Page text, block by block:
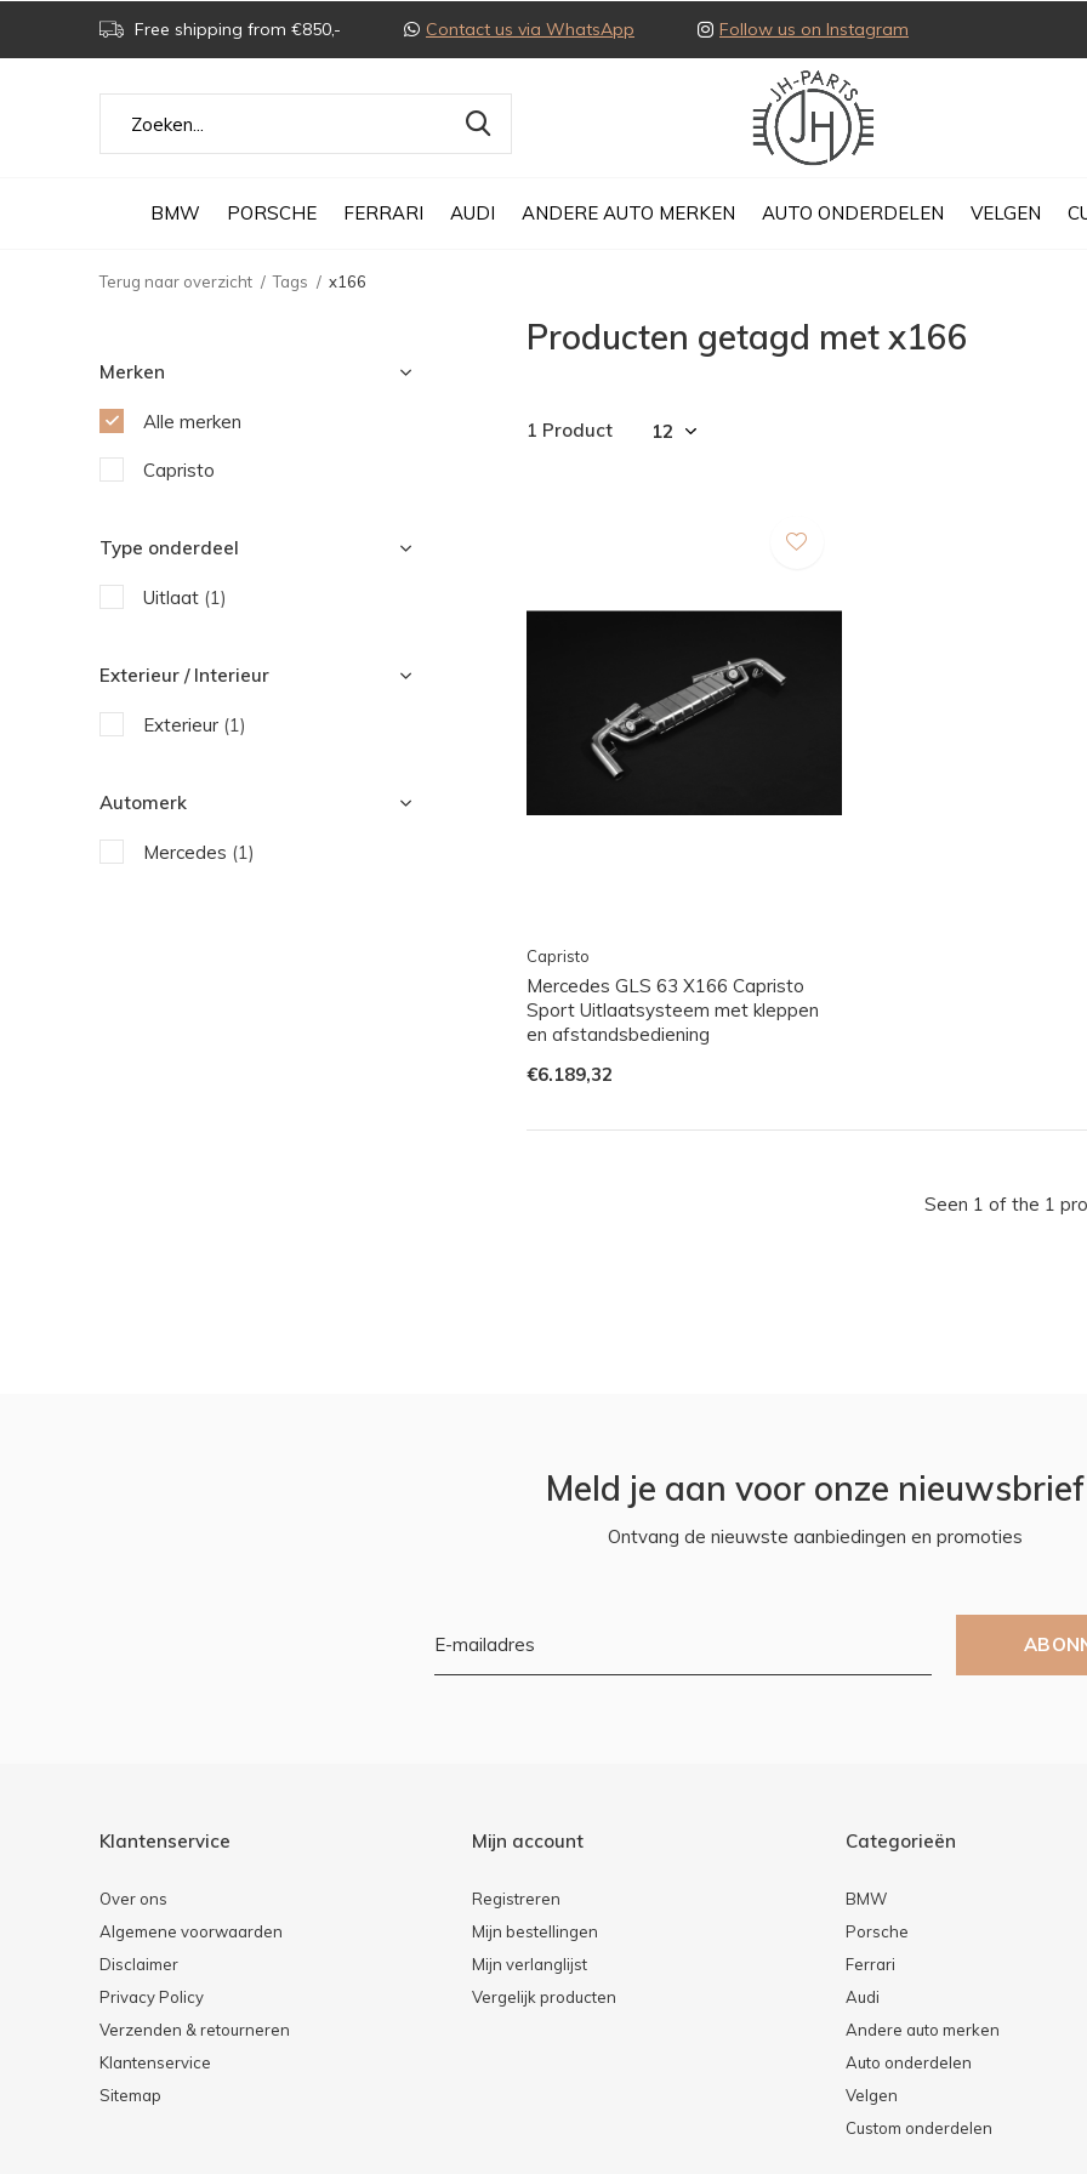
BMW PORSCHE FERRARI AUDI ANDERE AUTO MERKEN AUTO ONDERDELEN VELGEN
Free shipping from €850,- Contact us via WhatsApp Follow us on Instagram
Terug naar overzicht Tags x166
Producten getagd met x166
1 Product
Capristo
Mercedes GLS 63 X166 Capristo
Sport Uitlaatsysteem met kleppen
en afstandsbediening
€6.189,32
Seen 1 of the 1
Merken
Alle merken
Capristo
Type onderdeel
Uitlaat (1)
Exterieur / Interieur
Exterieur (1)
Automerk
Mercedes (1)
Meld je aan voor onze nieuwsbrief
Ontvang de nieuwste aanbiedingen en promoties
Klantenservice
Over ons
Algemene voorwaarden
Disclaimer
Privacy Policy
Verzenden & retourneren
Klantenservice
Sitemap
Mijn account
Registreren
Mijn bestellingen
Mijn verlanglijst
Vergelijk producten
Categorieën
BMW
Porsche
Ferrari
Audi
Andere auto merken
Auto onderdelen
Velgen
Custom onderdelen